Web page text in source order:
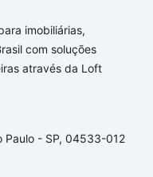
imobiliárias,
com soluções
através da Loft
Paulo - SP, 04533-012